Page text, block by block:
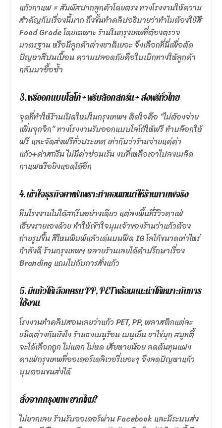
แก้วกาแฟ = สัมผัสปากลูกค้าโดยตรง ทางโรงงานให้ความ
สำคัญกับเรื่องนี้มาก ถึงขั้นทำคลิปอธิบายว่าทำไมต้องใช้สี
Food Grade โดยเฉพาะ ร้านในกรุงเทพที่ต้องตรวจ
มาตรฐาน หรือมีลูกค้าต่างชาติเยอะ จึงเลือกที่นี่เพื่อตัด
ปัญหาสีปนเปื้อน ความปลอดภัยคือใบเบิกทางให้ลูกค้า
กลับมาซื้อซ้ำ
3. ฟรีออกแบบโลโก้ + ฟรีบล็อกสกรีน + ส่งฟรีทั่วไทย
จุดที่ทำให้ร้านเปิดใหม่ในกรุงเทพฯ ติดใจคือ “ไม่ต้องจ่าย
เพิ่มจุกจิก” ทางโรงงานรับออกแบบโลโก้ให้ฟรี ทำบล็อกให้
ฟรี และจัดส่งฟรีทั่วประเทศ เท่ากับว่าร้านจ่ายแค่ค่า
แก้ว+ค่าสกรีน ไม่มีค่าซ่อนเร้น งบที่เหลือเอาไปลงเมล็ด
กาแฟหรือยิงแอดได้อีก
4. เข้าใจธุรกิจคาเฟ่ เพราะทำคอนเทนต์ให้ร้านกาแฟจริง
ทีมโรงงานไม่ได้สกรีนอย่างเดียว แต่ลงพื้นที่รีวิวคาเฟ่
เชียงรายเองด้วย ทำให้เข้าใจมุมเจ้าของร้านว่าแก้วต้อง
ถ่ายรูปขึ้น สีไหนพิมพ์แล้วเด่นบนฟีด IG โลโก้ขนาดเท่าไหร่
กำลังดี ร้านกรุงเทพฯ หลายร้านเลยได้คำปรึกษาเรื่อง
Branding แถมไปกับการสั่งแก้ว
5. มีแก้วให้เลือกครบ PP, PET พร้อมแนะนำให้เหมาะกับการ
ใช้งาน
โรงงานทำคลิปสอนเลยว่าแก้ว PET, PP, พลาสติกแต่ละ
ชนิดต่างกันยังไง ร้านชงเมนูร้อน เมนูเย็น ชาไข่มุก สมูทตี้
จะได้เลือกถูก ไม่แตก ไม่หด เสียหายน้อย ลดต้นทุนแฝง
คาเฟ่กรุงเทพที่ออเดอร์เดลิเวอรี่เยอะๆ จึงลดปัญหาแก้ว
บุบตอนขนส่งได้
สั่งจากกรุงเทพ ยากไหม?
ไม่ยากเลย ร้านรับออเดอร์ผ่าน Facebook และมีระบบส่ง